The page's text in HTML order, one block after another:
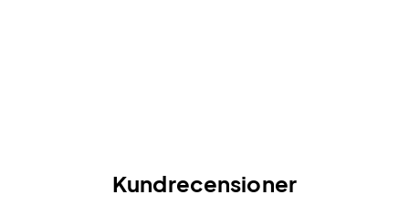
Kundrecensioner